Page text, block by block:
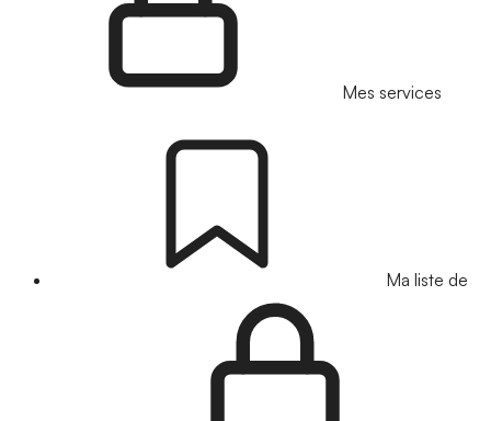
Mes services
Ma liste de